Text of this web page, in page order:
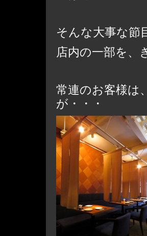
そんな大事な節
店内の一部を、
常連のお客様は
が・・・